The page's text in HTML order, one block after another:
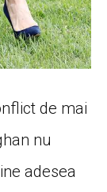
de mai
nu
adesea